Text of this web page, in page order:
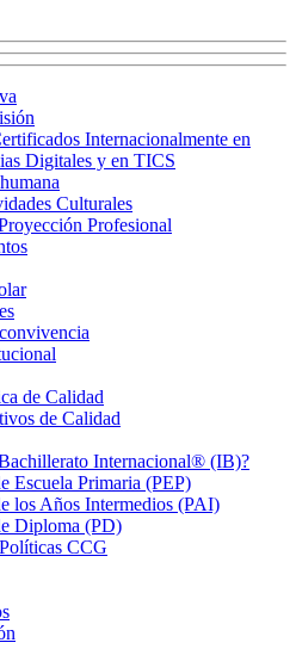
Internacionalmente en
Digitales y en TICS
Culturales
Profesional
de Calidad
de Calidad
Internacional® (IB)?
Escuela Primaria (PEP)
los Años Intermedios (PAI)
Diploma (PD)
CCG